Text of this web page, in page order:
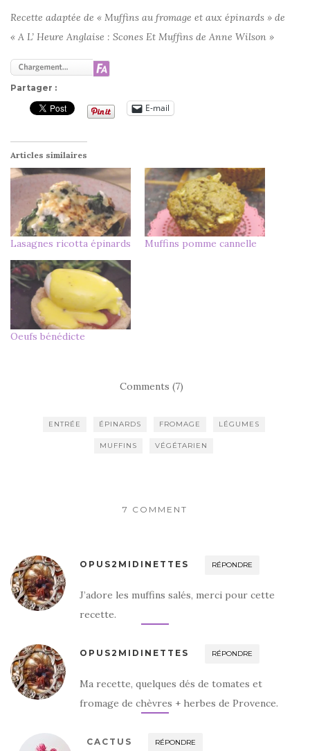
Recette adaptée de « Muffins au fromage et aux épinards » de
« A L’ Heure Anglaise : Scones Et Muffins de Anne Wilson »
Partager :
E-mail
Articles similaires
Lasagnes ricotta épinards Muffins pomme cannelle
Oeufs bénédicte
Comments (7)
ENTRÉE ÉPINARDS FROMAGE LÉGUMES
MUFFINS VÉGÉTARIEN
7 COMMENT
OPUS2MIDINETTES RÉPONDRE
J’adore les muffins salés, merci pour cette
recette.
OPUS2MIDINETTES RÉPONDRE
Ma recette, quelques dés de tomates et
fromage de chèvres + herbes de Provence.
CACTUS RÉPONDRE